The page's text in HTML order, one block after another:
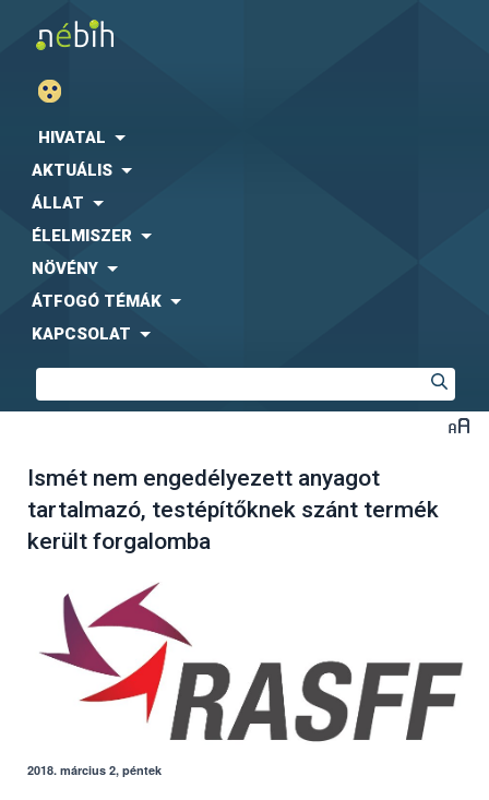
HIVATAL
AKTUÁLIS
ÁLLAT
ÉLELMISZER
NÖVÉNY
ÁTFOGÓ TÉMÁK
KAPCSOLAT
Ismét nem engedélyezett anyagot
tartalmazó, testépítőknek szánt termék
került forgalomba
2018. március 2, péntek